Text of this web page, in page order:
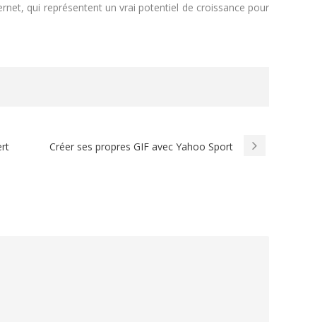
qui représentent un vrai potentiel de croissance pour
Créer ses propres GIF avec Yahoo Sport